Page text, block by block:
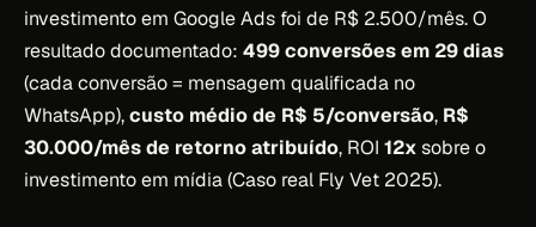
investimento em Google Ads foi de R$ 2.500/mês. O
resultado documentado: 499 conversões em 29 dias
(cada conversão = mensagem qualificada no
WhatsApp),custo médio de R$ 5/conversão, R$
30.000/mês de retorno atribuído, ROI 12xsobre o
investimento em mídia (Caso real Fly Vet 2025).